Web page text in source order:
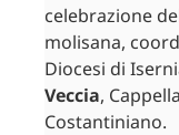
celebrazione
molisana,
Diocesi di
Veccia,
Costantiniano.